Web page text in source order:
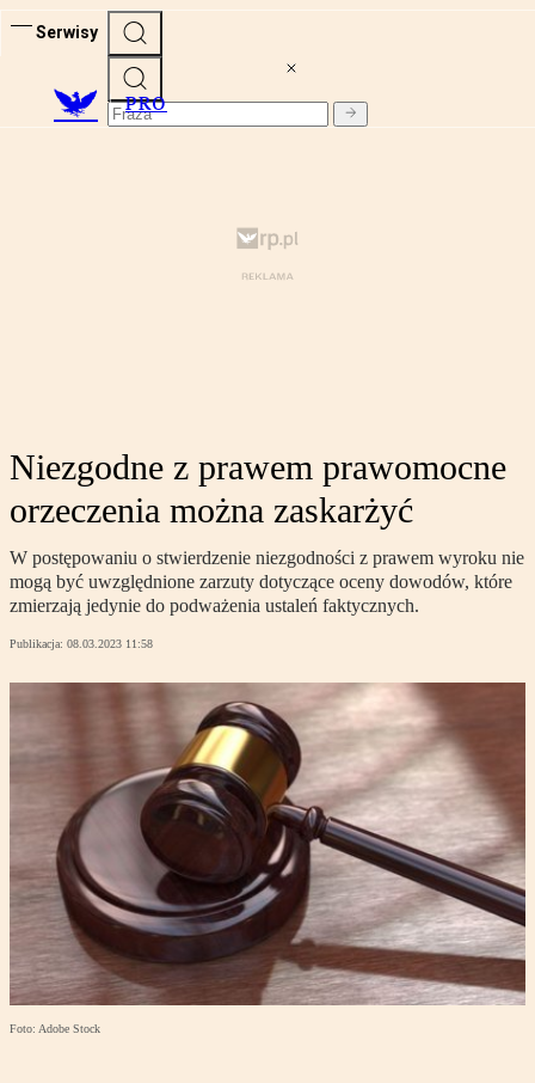
Serwisy
PRO
Niezgodne z prawem prawomocne
orzeczenia można zaskarżyć
W postępowaniu o stwierdzenie niezgodności z prawem wyroku nie
mogą być uwzględnione zarzuty dotyczące oceny dowodów, które
zmierzają jedynie do podważenia ustaleń faktycznych.
Publikacja: 08.03.2023 11:58
Foto: Adobe Stock